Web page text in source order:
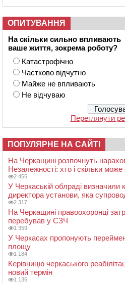
ОПИТУВАННЯ
На скільки сильно впливають
ваше життя, зокрема роботу?
Катастрофічно
Частково відчутно
Майже не впливають
Не відчуваю
Переглянути
ПОПУЛЯРНЕ НА САЙТІ
На Черкащині розпочнуть
Незалежності: хто і скільки
2 455
У Черкаській облраді визначили
директора установи, яка
2 317
На Черкащині правоохоронці
перебував у СЗЧ
1 359
У Черкасах пропонують
площу
1 184
Керівницю черкаського
новий термін
1 135